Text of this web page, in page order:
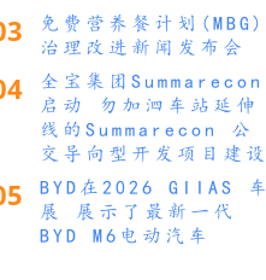
免费营养餐计划(MBG)
治理改进新闻发布会
全宝集团Summarecon
启动 勿加泗车站延伸
线的Summarecon 公
交导向型开发项目建设
BYD在2026 GIIAS 车
展 展示了最新一代
BYD M6电动汽车